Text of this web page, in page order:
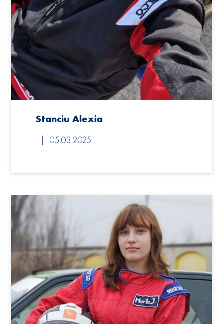
Stanciu Alexia
05.03.2025